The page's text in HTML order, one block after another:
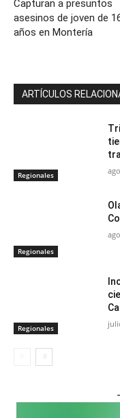
Capturan a presuntos
asesinos de joven de
años en Montería
ARTÍCULOS
Regionales
Regionales
Regionales